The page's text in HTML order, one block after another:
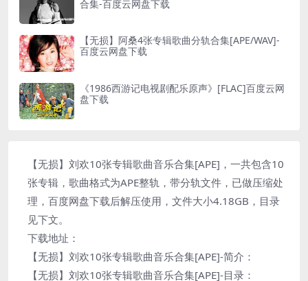
合集-百度云网盘下载
【无损】阿桑4张专辑歌曲分轨合集[APE/WAV]-
百度云网盘下载
《1986西游记电视剧配乐原声》[FLAC]百度云网
盘下载
【无损】刘欢10张专辑歌曲音乐合集[APE]，一共包含10
张专辑，歌曲格式为APE整轨，带分轨文件，已做压缩处
理，百度网盘下载后解压使用，文件大小4.18GB，目录
见下文。
下载地址：
【无损】刘欢10张专辑歌曲音乐合集[APE]-简介：
【无损】刘欢10张专辑歌曲音乐合集[APE]-目录：